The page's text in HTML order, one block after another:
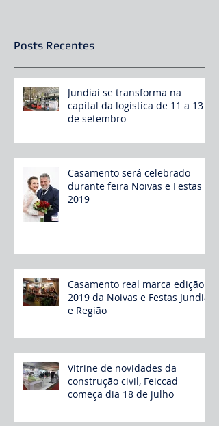
Posts Recentes
Jundiaí se transforma na
capital da logística de 11 a 13
de setembro
Casamento será celebrado
durante feira Noivas e Festas
2019
Casamento real marca edição
2019 da Noivas e Festas Jundiaí
e Região
Vitrine de novidades da
construção civil, Feiccad
começa dia 18 de julho